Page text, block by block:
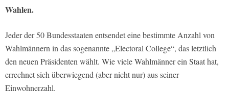
Wahlen.
Jeder der 50 Bundesstaaten entsendet eine bestimmte Anzahl von
Wahlmännern in das sogenannte „Electoral College“, das letztlich
den neuen Präsidenten wählt. Wie viele Wahlmänner ein Staat hat,
errechnet sich überwiegend (aber nicht nur) aus seiner
Einwohnerzahl.